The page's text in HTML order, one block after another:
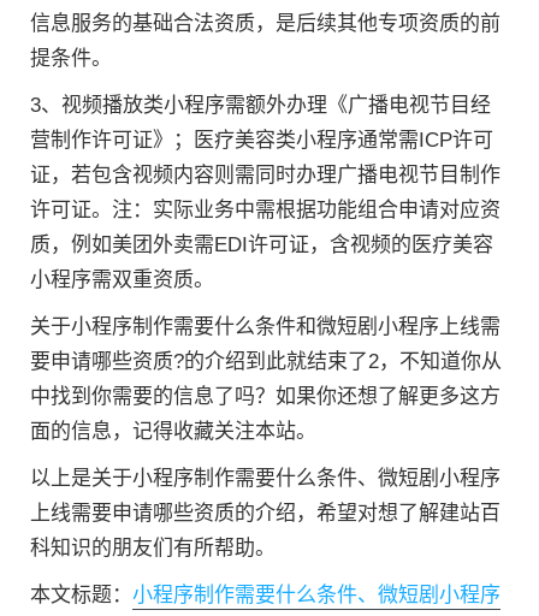
信息服务的基础合法资质，是后续其他专项资质的前
提条件。
3、视频播放类小程序需额外办理《广播电视节目经
营制作许可证》；医疗美容类小程序通常需ICP许可
证，若包含视频内容则需同时办理广播电视节目制作
许可证。注：实际业务中需根据功能组合申请对应资
质，例如美团外卖需EDI许可证，含视频的医疗美容
小程序需双重资质。
关于小程序制作需要什么条件和微短剧小程序上线需
要申请哪些资质?的介绍到此就结束了2，不知道你从
中找到你需要的信息了吗？如果你还想了解更多这方
面的信息，记得收藏关注本站。
以上是关于小程序制作需要什么条件、微短剧小程序
上线需要申请哪些资质的介绍，希望对想了解建站百
科知识的朋友们有所帮助。
本文标题： 小程序制作需要什么条件、微短剧小程序